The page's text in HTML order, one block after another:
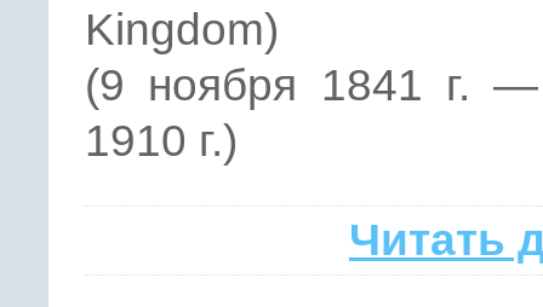
Kingdom)
(9 ноября 1841 г.
1910 г.)
Читать